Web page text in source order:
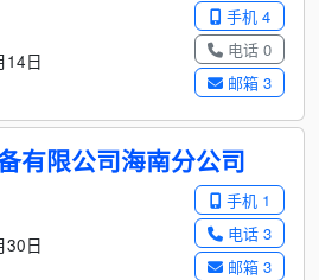
手机 4
电话 0
邮箱 3
14日
有限公司海南分公司
手机 1
电话 3
邮箱 3
30日